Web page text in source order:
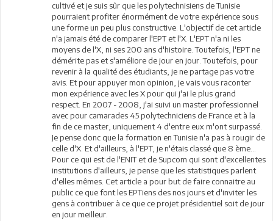
cultivé et je suis sûr que les polytechnisiens de Tunisie
pourraient profiter énormément de votre expérience sous
une forme un peu plus constructive. L'objectif de cet article
n'a jamais été de comparer l'EPT et l'X. L'EPT n'a ni les
moyens de l'X, ni ses 200 ans d'histoire. Toutefois, l'EPT ne
démérite pas et s'améliore de jour en jour. Toutefois, pour
revenir à la qualité des étudiants, je ne partage pas votre
avis. Et pour appuyer mon opinion, je vais vous raconter
mon expérience avec les X pour qui j'ai le plus grand
respect. En 2007 - 2008, j'ai suivi un master professionnel
avec pour camarades 45 polytechniciens de France et à la
fin de ce master, uniquement 4 d'entre eux m'ont surpassé.
Je pense donc que la formation en Tunisie n'a pas à rougir de
celle d'X. Et d'ailleurs, à l'EPT, je n'étais classé que 8 ème...
Pour ce qui est de l'ENIT et de Supcom qui sont d'excellentes
institutions d'ailleurs, je pense que les statistiques parlent
d'elles mêmes. Cet article a pour but de faire connaitre au
public ce que font les EPTiens des nos jours et d'inviter les
gens à contribuer à ce que ce projet présidentiel soit de jour
en jour meilleur.